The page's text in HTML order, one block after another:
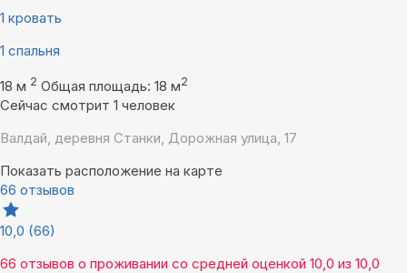
1 кровать
1 спальня
18 м 2 Общая площадь: 18 м2
Сейчас смотрит 1 человек
Валдай, деревня Станки, Дорожная улица, 17
Показать расположение на карте
66 отзывов
10,0 (66)
66 отзывов о проживании со средней оценкой 10,0 из 10,0